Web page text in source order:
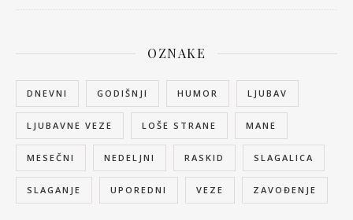
OZNAKE
DNEVNI GODIŠNJI HUMOR LJUBAV
LJUBAVNE VEZE LOŠE STRANE MANE
MESEČNI NEDELJNI RASKID SLAGALICA
SLAGANJE UPOREDNI VEZE ZAVOĐENJE